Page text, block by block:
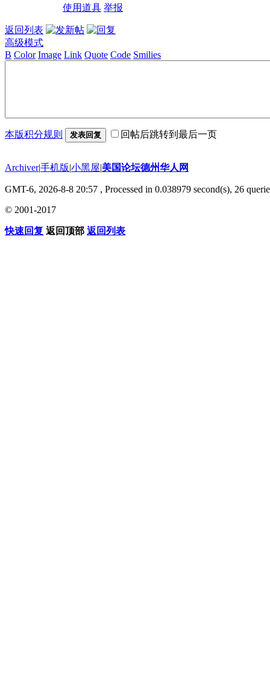
使用道具 举报
返回列表
高级模式
B Color Image Link Quote Code Smilies
本版积分规则 发表回复 回帖后跳转到最后一页
Archiver|手机版|小黑屋|美国论坛德州华人网
GMT-6, 2026-8-8 20:57 , Processed in 0.038979 second(s), 26
© 2001-2017
快速回复 返回顶部 返回列表